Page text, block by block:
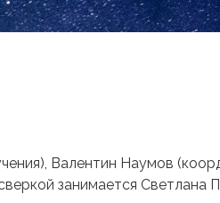
Валентин Наумов
занимается Светлана